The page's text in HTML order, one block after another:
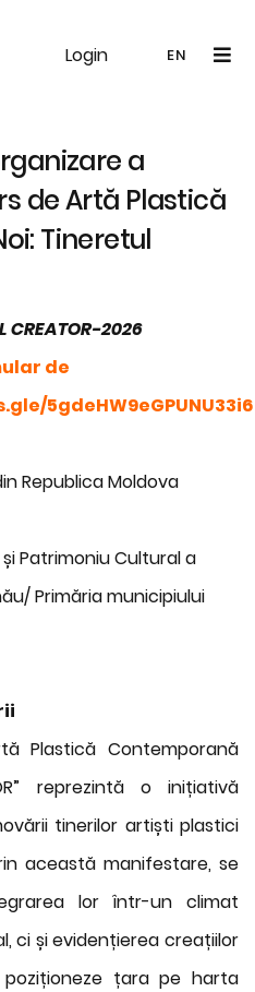
Login EN
Noutăți
a
de Artă Plastică
Tineretul
CREATOR-2026
de
5gdeHW9eGPUNU33i6
Republica Moldova
Patrimoniu Cultural a
Primăria municipiului
Plastică Contemporană
reprezintă o inițiativă
tinerilor artiști plastici
această manifestare, se
lor într-un climat
ci și evidențierea creațiilor
țara pe harta